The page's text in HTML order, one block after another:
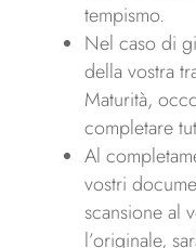
tempismo.
Nel caso di
della vostra
Maturità,
completare
Al
vostri
scansione al
l’originale,